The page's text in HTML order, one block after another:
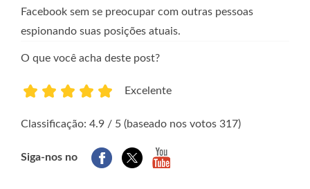
Facebook sem se preocupar com outras pessoas
espionando suas posições atuais.
O que você acha deste post?
Excelente
Classificação: 4.9 / 5 (baseado nos votos 317)
Siga-nos no